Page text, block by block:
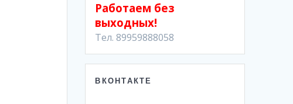
Работаем без
выходных!
Тел. 89959888058
ВКОНТАКТЕ